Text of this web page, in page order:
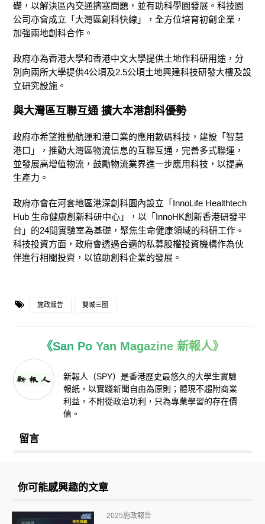
礎，以解決區內交通擠塞問題，並有助科學園發展。科技園
公司亦會成立「大灣區創科快線」，全方位培育初創企業，
加強兩地創科合作。
政府亦為香港大學和香港中文大學提供土地作科研用途，分
別向兩所大學提供4公頃及2.5公頃土地興建科技研發大樓及設
立研究設施。
與大灣區互聯互通 擴大本港創科優勢
政府亦希望推動航運和港口業的應用數碼科技，建設「智慧
港口」，推動大灣區物流信息的互聯互通，完善多式聯運，
並發展高增值物流，鼓勵物流業界進一步應用科技，以提高
生產力。
政府亦會在河套地區港深創科園內設立「InnoLife Healthtech
Hub 生命健康創新科研中心」，以「InnoHK創新香港研發平
台」的24間實驗室為基礎，聚焦生命健康領域的科研工作。
科技投資方面，政府會透過合適的私募股權投資機構作為伙
伴進行相關投資，以協助創科企業的發展。
施政報告 雙城三圈
《San Po Yan Magazine 新報人》
新報人（SPY）是香港歷史最悠久的大學生實驗
報紙，以實踐新聞自由為原則；體現不趨附商業
利益，不附從政治功利，只為專業學習的存在價
值。
留言
你可能感興趣的文章
2025施政報告